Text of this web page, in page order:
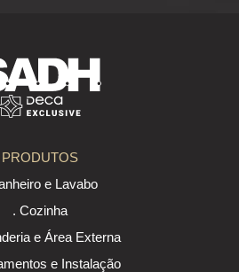
PRODUTOS
e Lavabo
. Cozinha
e Área Externa
e Instalação